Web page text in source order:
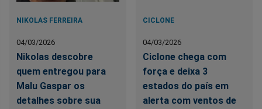
NIKOLAS FERREIRA
04/03/2026
Nikolas descobre
quem entregou para
Malu Gaspar os
detalhes sobre sua
CICLONE
04/03/2026
Ciclone chega com
força e deixa 3
estados do país em
alerta com ventos de